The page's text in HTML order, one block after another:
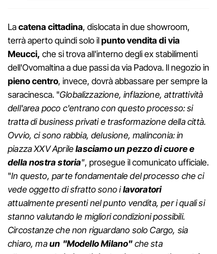
Lacatena cittadina, dislocata in due showroom,
terrà aperto quindi solo ilpunto vendita di via
Meucci, che si trova all'interno degli ex stabilimenti
dell'Ovomaltina a due passi da via Padova. Il negozio in
pieno centro, invece, dovrà abbassare per sempre la
saracinesca. "Globalizzazione, inflazione, attrattività
dell'area poco c'entrano con questo processo: si
tratta di business privati e trasformazione della città.
Ovvio, ci sono rabbia, delusione, malinconia: in
piazza XXV Aprilelasciamo un pezzo di cuore e
della nostra storia", prosegue il comunicato ufficiale.
"In questo, parte fondamentale del processo che ci
vede oggetto di sfratto sono ilavoratori
attualmente presenti nel punto vendita, per i quali si
stanno valutando le migliori condizioni possibili.
Circostanze che non riguardano solo Cargo, sia
chiaro, maun "Modello Milano"che sta